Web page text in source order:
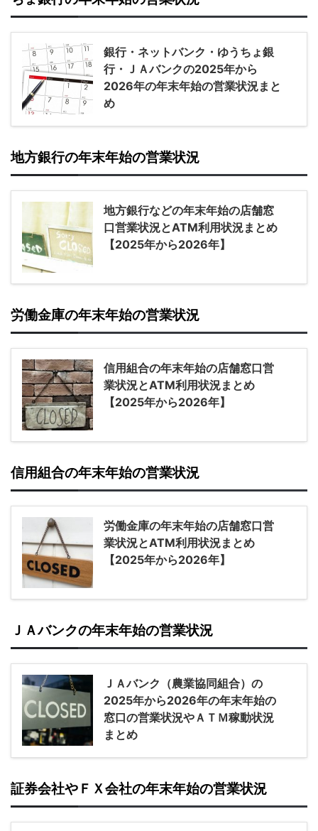
銀行・ネットバンク・ゆうちょ銀
行・ＪＡバンクの2025年から
2026年の年末年始の営業状況まと
め
地方銀行の年末年始の営業状況
地方銀行などの年末年始の店舗窓
口営業状況とATM利用状況まとめ
【2025年から2026年】
労働金庫の年末年始の営業状況
信用組合の年末年始の店舗窓口営
業状況とATM利用状況まとめ
【2025年から2026年】
信用組合の年末年始の営業状況
労働金庫の年末年始の店舗窓口営
業状況とATM利用状況まとめ
【2025年から2026年】
ＪＡバンクの年末年始の営業状況
ＪＡバンク（農業協同組合）の
2025年から2026年の年末年始の
窓口の営業状況やＡＴＭ稼動状況
まとめ
証券会社やＦＸ会社の年末年始の営業状況